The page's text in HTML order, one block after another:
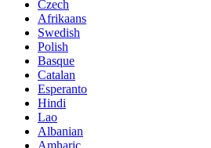
Czech
Afrikaans
Swedish
Polish
Basque
Catalan
Esperanto
Hindi
Lao
Albanian